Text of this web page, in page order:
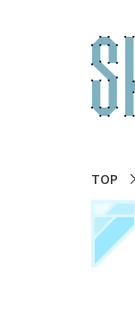
TOP